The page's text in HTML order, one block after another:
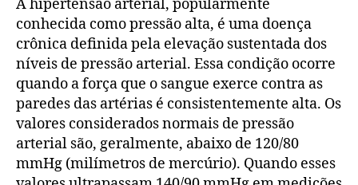
A hipertensão arterial, popularmente
conhecida como pressão alta, é uma doença
crônica definida pela elevação sustentada dos
níveis de pressão arterial. Essa condição ocorre
quando a força que o sangue exerce contra as
paredes das artérias é consistentemente alta. Os
valores considerados normais de pressão
arterial são, geralmente, abaixo de 120/80
mmHg (milímetros de mercúrio). Quando esses